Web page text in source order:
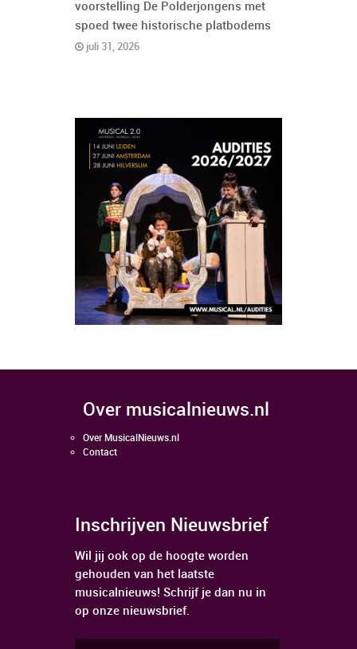
voorstelling De Polderjongens met
spoed twee historische platbodems
juli 31, 2026
over musicalnieuws.nl
Over MusicalNieuws.nl
Contact
Inschrijven Nieuwsbrief
Wil jij ook op de hoogte worden
gehouden van het laatste
musicalnieuws! Schrijf je dan nu in
op onze nieuwsbrief.